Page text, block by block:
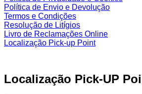
Política de Envio e Devolução
Termos e Condições
Resolução de Litígios
Livro de Reclamações Online
Localização Pick-up Point
Localização Pick-UP